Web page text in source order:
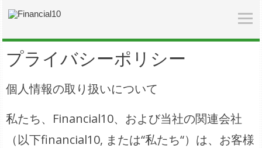
プライバシーポリシー
個人情報の取り扱いについて
私たち、Financial10、および当社の関連会社
（以下financial10, または“私たち“）は、お客様